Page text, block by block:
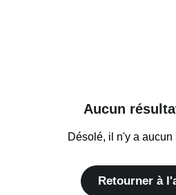
Aucun
Désolé, il n'y a aucun
Retourner à